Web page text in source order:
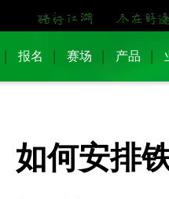
报名 赛场 产品
如何安排